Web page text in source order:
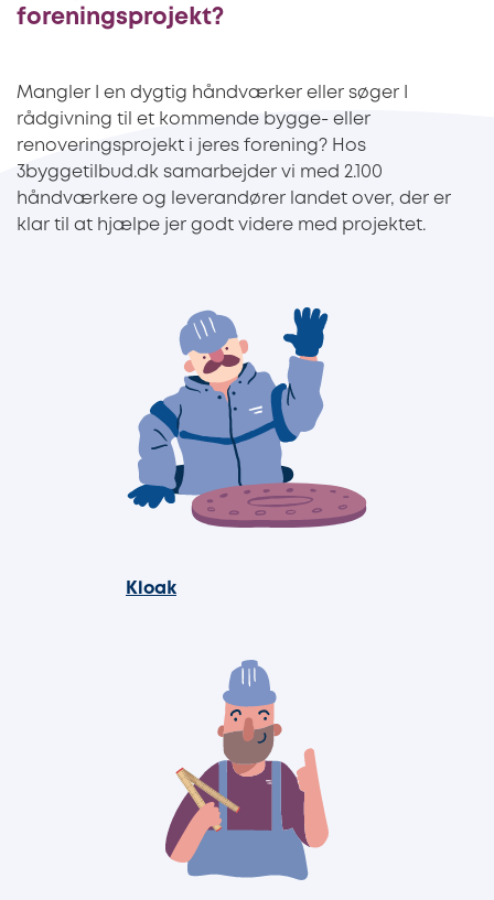
foreningsprojekt?
Mangler I en dygtig håndværker eller søger I
rådgivning til et kommende bygge- eller
renoveringsprojekt i jeres forening? Hos
3byggetilbud.dk samarbejder vi med 2.100
håndværkere og leverandører landet over, der er
klar til at hjælpe jer godt videre med projektet.
Kloak